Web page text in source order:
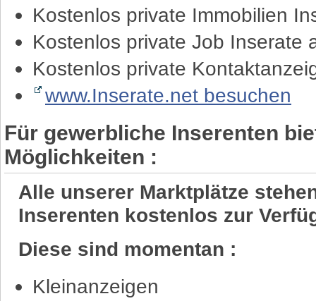
Kostenlos private Immobilien
Kostenlos private Job Inserate
Kostenlos private
www.Inserate.net besuchen
Für gewerbliche Inserenten
Möglichkeiten :
Alle unserer Marktplätze
Inserenten kostenlos zur
Diese sind momentan :
Kleinanzeigen